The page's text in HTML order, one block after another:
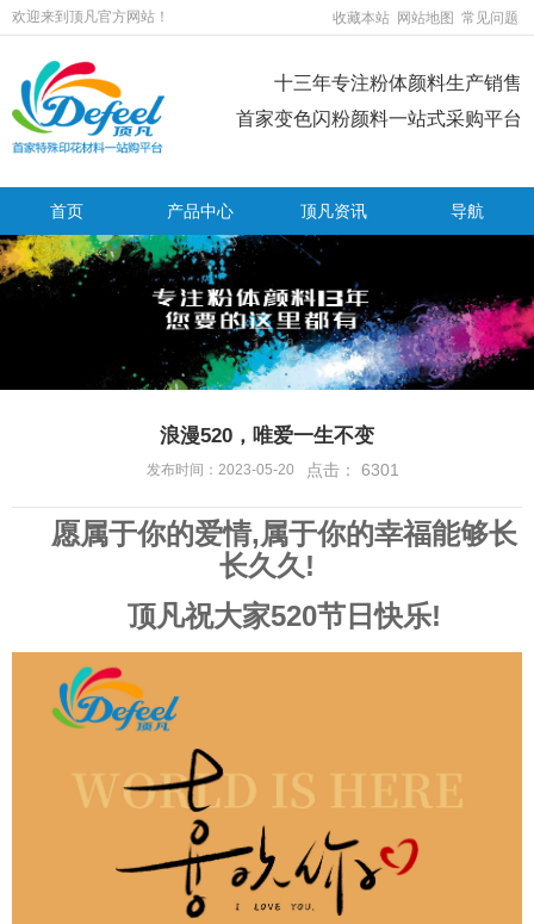
欢迎来到顶凡官方网站！ 收藏本站 网站地图 常见问题
十三年专注粉体颜料生产销售
首家变色闪粉颜料一站式采购平台
首页 产品中心 顶凡资讯 导航
浪漫520，唯爱一生不变
发布时间：2023-05-20 点击： 6301
愿属于你的爱情,属于你的幸福能够长
长久久!
顶凡祝大家520节日快乐!